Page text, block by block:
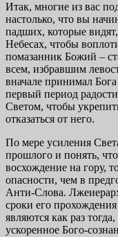
Итак, многие из вас
настолько, что вы
падших, которые
Небесах, чтобы
помазанник Божий –
всем, избравшим
вначале принимал
первый период
Светом, чтобы
отказаться от него.
По мере усиления
прошлого и понять,
восхождение на гору,
опасности, чем в
Анти-Слова.
сроки его
являются как раз
ускоренное Бого-